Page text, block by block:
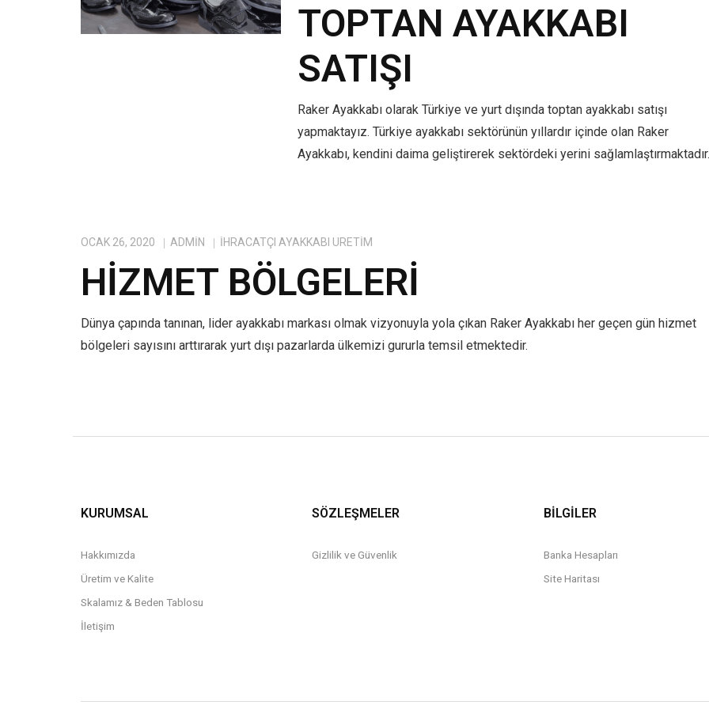
TOPTAN AYAKKABI
SATIŞI
Raker Ayakkabı olarak Türkiye ve yurt dışında toptan ayakkabı satışı
yapmaktayız. Türkiye ayakkabı sektörünün yıllardır içinde olan Raker
Ayakkabı, kendini daima geliştirerek sektördeki yerini
OCAK 26, 2020 ADMIN IHRACATÇI AYAKKABI ÜRETIM
HIZMET BÖLGELERI
Dünya çapında tanınan, lider ayakkabı markası olmak vizyonuyla yola çıkan Raker Ayakkabı her geçen gün hizmet
bölgeleri sayısını arttırarak yurt dışı pazarlarda ülkemizi gururla temsil etmektedir.
KURUMSAL
Hakkımızda
Üretim ve Kalite
Skalamız & Beden Tablosu
İletişim
SÖZLEŞMELER
Gizlilik ve Güvenlik
BİLGİLER
Banka Hesapları
Site Haritası